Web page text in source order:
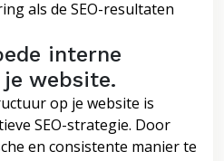
als de SEO-resultaten
interne
website.
op je website is
SEO-strategie. Door
en consistente manier te